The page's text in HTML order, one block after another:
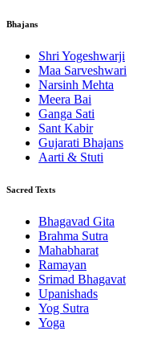
Bhajans
Shri Yogeshwarji
Maa Sarveshwari
Narsinh Mehta
Meera Bai
Ganga Sati
Sant Kabir
Gujarati Bhajans
Aarti & Stuti
Sacred Texts
Bhagavad Gita
Brahma Sutra
Mahabharat
Ramayan
Srimad Bhagavat
Upanishads
Yog Sutra
Yoga